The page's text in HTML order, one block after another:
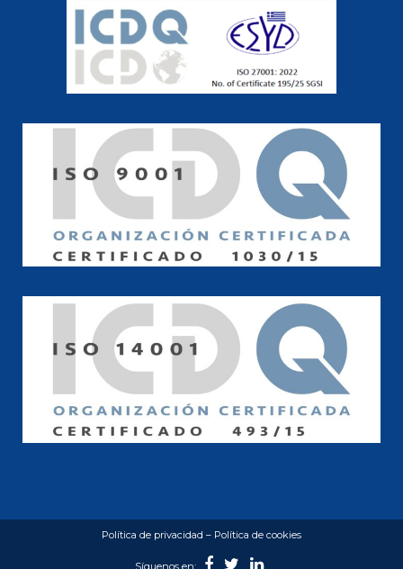
Política de privacidad – Política de cookies
Síguenos en: